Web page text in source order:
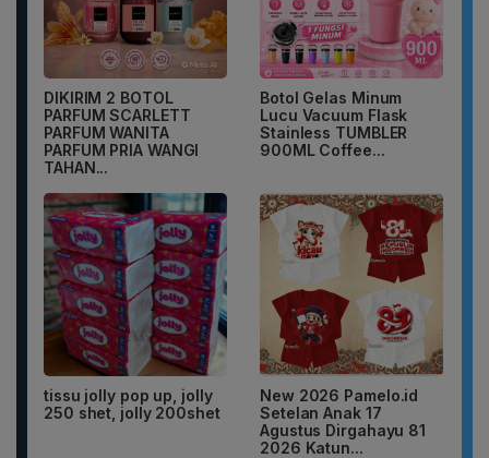
DIKIRIM 2 BOTOL
PARFUM SCARLETT
PARFUM WANITA
PARFUM PRIA WANGI
TAHAN...
Botol Gelas Minum
Lucu Vacuum Flask
Stainless TUMBLER
900ML Coffee...
tissu jolly pop up, jolly
250 shet, jolly 200shet
New 2026 Pamelo.id
Setelan Anak 17
Agustus Dirgahayu 81
2026 Katun...